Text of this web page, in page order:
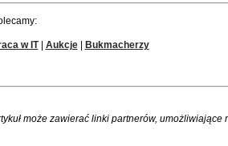
w IT| Aukcje| Bukmacherzy
może zawierać linki partnerów,